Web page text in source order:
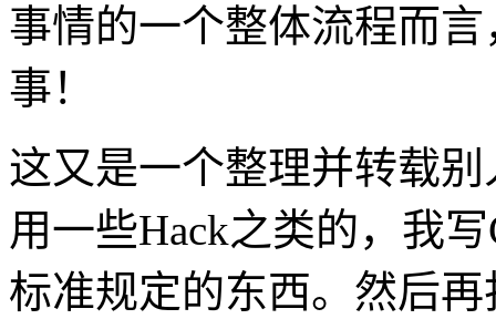
事情的一个整体流程而
事！
这又是一个整理并转载
用一些Hack之类的，我
标准规定的东西。然后